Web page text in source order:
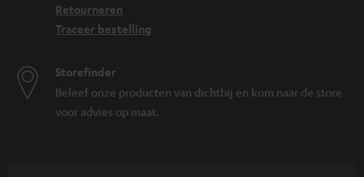
Retourneren
Traceer bestelling
Storefinder
Beleef onze producten van dichtbij en kom naar de store
voor advies op maat.